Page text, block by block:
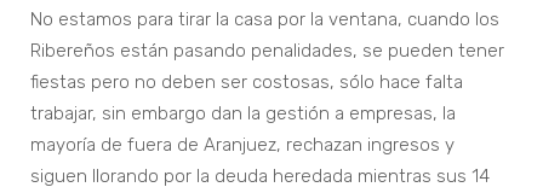
No estamos para tirar la casa por la ventana, cuando los
Ribereños están pasando penalidades, se pueden tener
fiestas pero no deben ser costosas, sólo hace falta
trabajar, sin embargo dan la gestión a empresas, la
mayoría de fuera de Aranjuez, rechazan ingresos y
siguen llorando por la deuda heredada mientras sus 14